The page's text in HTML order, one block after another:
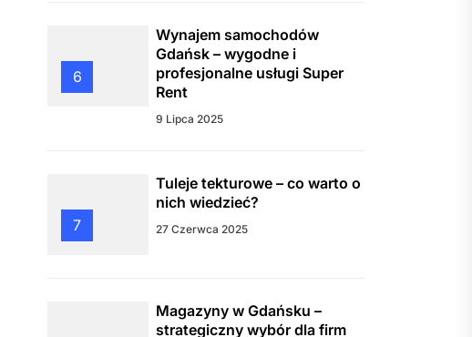
6
Wynajem samochodów
Gdańsk – wygodne i
profesjonalne usługi Super
Rent
9 Lipca 2025
7
Tuleje tekturowe – co warto o
nich wiedzieć?
27 Czerwca 2025
Magazyny w Gdańsku –
strategiczny wybór dla firm